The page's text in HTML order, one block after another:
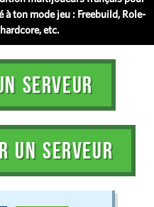
ton mode jeu : Freebuild, Role-
etc.
SERVEUR
UN SERVEUR